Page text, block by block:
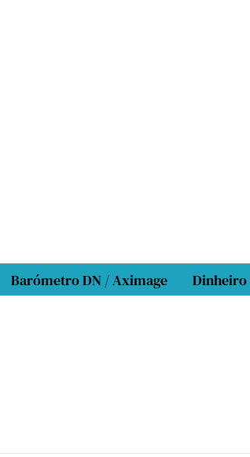
Barómetro DN / Aximage Dinheiro